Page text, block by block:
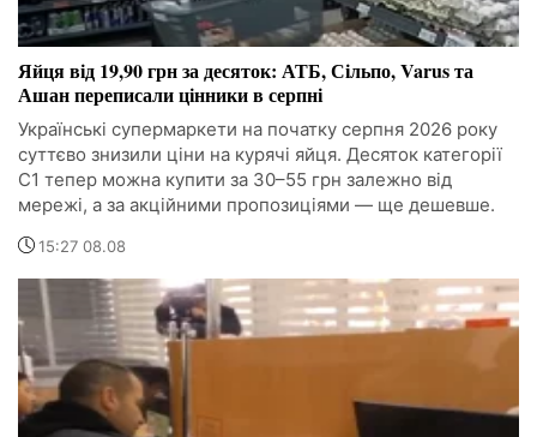
Яйця від 19,90 грн за десяток: АТБ, Сільпо, Varus та
Ашан переписали цінники в серпні
Українські супермаркети на початку серпня 2026 року
суттєво знизили ціни на курячі яйця. Десяток категорії
С1 тепер можна купити за 30–55 грн залежно від
мережі, а за акційними пропозиціями — ще дешевше.
15:27 08.08